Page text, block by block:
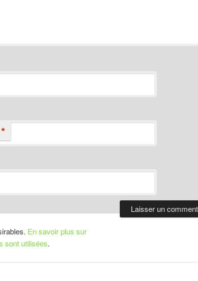
*
En savoir plus sur
sont utilisées.